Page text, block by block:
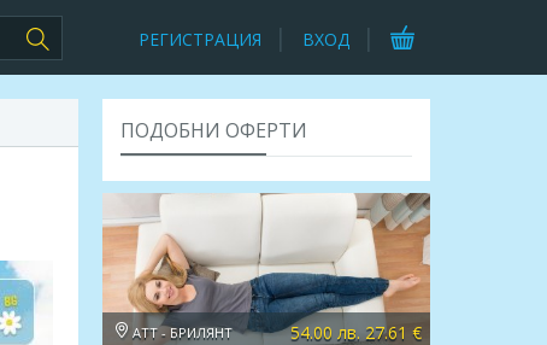
РЕГИСТРАЦИЯ ВХОД
ПОДОБНИ ОФЕРТИ
АТТ - БРИЛЯНТ 54.00 лв. 27.61 €